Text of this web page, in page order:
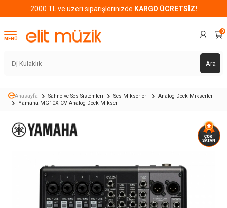
2000 TL ve üzeri siparişlerinizde KARGO ÜCRETSİZ!
MENÜ
Ara
0
Anasayfa Sahne ve Ses Sistemleri Ses Mikserleri
Analog Deck Mikserler
Yamaha MG10X CV Analog Deck Mikser